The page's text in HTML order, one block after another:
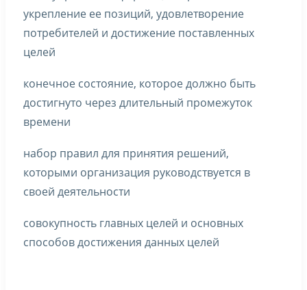
укрепление ее позиций, удовлетворение
потребителей и достижение поставленных
целей
конечное состояние, которое должно быть
достигнуто через длительный промежуток
времени
набор правил для принятия решений,
которыми организация руководствуется в
своей деятельности
совокупность главных целей и основных
способов достижения данных целей